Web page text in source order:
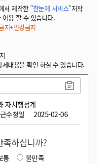
서 제작한 "한눈에 서비스"저작
이용 할 수 있습니다.
지+변경금지
내용을 확인 하실 수 있습니다.
자치행정계
수정일 2025-02-06
족하십니까?
통
불만족